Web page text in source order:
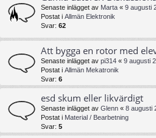
Senaste inlägget av Marta « 9 augusti
Postat i Allmän Elektronik
Svar: 62
Att bygga en rotor med
Senaste inlägget av pi314 « 9 augusti
Postat i Allmän Mekatronik
Svar: 6
esd skum eller likvärdigt
Senaste inlägget av Glenn « 8 augusti
Postat i Material / Bearbetning
Svar: 5